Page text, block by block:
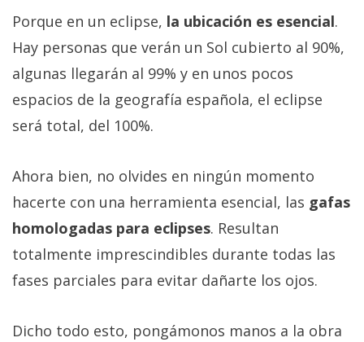
Porque en un eclipse, la ubicación es esencial.
Hay personas que verán un Sol cubierto al 90%,
algunas llegarán al 99% y en unos pocos
espacios de la geografía española, el eclipse
será total, del 100%.
Ahora bien, no olvides en ningún momento
hacerte con una herramienta esencial, las gafas
homologadas para eclipses. Resultan
totalmente imprescindibles durante todas las
fases parciales para evitar dañarte los ojos.
Dicho todo esto, pongámonos manos a la obra